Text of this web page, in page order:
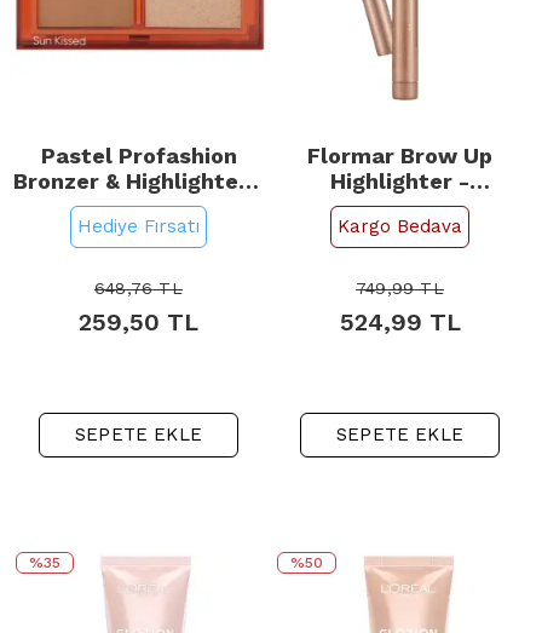
Pastel Profashion
Bronzer & Highlighter -
Bronzer ve Aydınlatıcı
Set No: 01 Natural
Hediye Fırsatı
648,76TL
259,50 TL
SEPETE EKLE
Flormar Brow Up
Highlighter -
Aydınlatıcı Kaş Kalemi
No: 000 Champagne
Kargo Bedava
749,99TL
524,99 TL
SEPETE EKLE
%35 %50